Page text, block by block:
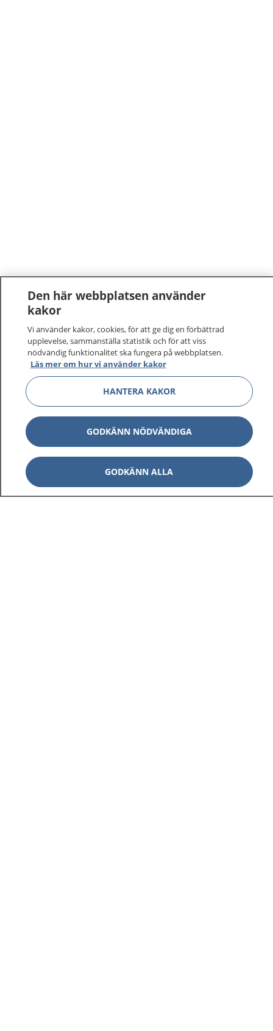
Den här webbplatsen använder
kakor
Vi använder kakor, cookies, för att ge dig en förbättrad
upplevelse, sammanställa statistik och för att viss
nödvändig funktionalitet ska fungera på webbplatsen.
Läs mer om hur vi använder kakor
HANTERA KAKOR
GODKÄNN NÖDVÄNDIGA
GODKÄNN ALLA